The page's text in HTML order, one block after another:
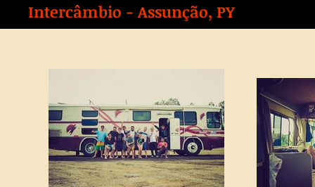
Intercâmbio - Assunção, PY